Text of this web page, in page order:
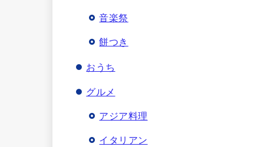
音楽祭
餅つき
おうち
グルメ
アジア料理
イタリアン